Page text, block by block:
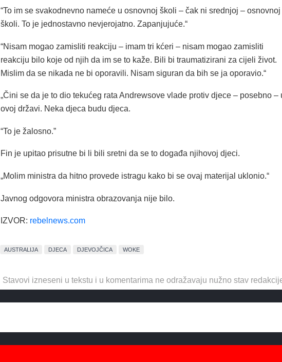
“To im se svakodnevno nameće u osnovnoj školi – čak ni srednjoj – osnovnoj
školi. To je jednostavno nevjerojatno. Zapanjujuće.“
“Nisam mogao zamisliti reakciju – imam tri kćeri – nisam mogao zamisliti
reakciju bilo koje od njih da im se to kaže. Bili bi traumatizirani za cijeli život.
Mislim da se nikada ne bi oporavili. Nisam siguran da bih se ja oporavio.“
„Čini se da je to dio tekućeg rata Andrewsove vlade protiv djece – posebno –
ovoj državi. Neka djeca budu djeca.
“To je žalosno.”
Fin je upitao prisutne bi li bili sretni da se to događa njihovoj djeci.
„Molim ministra da hitno provede istragu kako bi se ovaj materijal uklonio.“
Javnog odgovora ministra obrazovanja nije bilo.
IZVOR: rebelnews.com
AUSTRALIJA DJECA DJEVOJČICA WOKE
Stavovi izneseni u tekstu i u komentarima ne odražavaju nužno stav